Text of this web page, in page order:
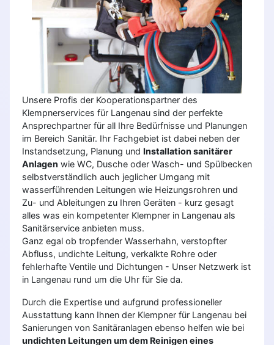
Unsere Profis der Kooperationspartner des
Klempnerservices für Langenau sind der perfekte
Ansprechpartner für all Ihre Bedürfnisse und Planungen
im Bereich Sanitär. Ihr Fachgebiet ist dabei neben der
Instandsetzung, Planung und Installation sanitärer
Anlagen wie WC, Dusche oder Wasch- und Spülbecken
selbstverständlich auch jeglicher Umgang mit
wasserführenden Leitungen wie Heizungsrohren und
Zu- und Ableitungen zu Ihren Geräten - kurz gesagt
alles was ein kompetenter Klempner in Langenau als
Sanitärservice anbieten muss.
Ganz egal ob tropfender Wasserhahn, verstopfter
Abfluss, undichte Leitung, verkalkte Rohre oder
fehlerhafte Ventile und Dichtungen - Unser Netzwerk ist
in Langenau rund um die Uhr für Sie da.
Durch die Expertise und aufgrund professioneller
Ausstattung kann Ihnen der Klempner für Langenau bei
Sanierungen von Sanitäranlagen ebenso helfen wie bei
undichten Leitungen um dem Reinigen eines